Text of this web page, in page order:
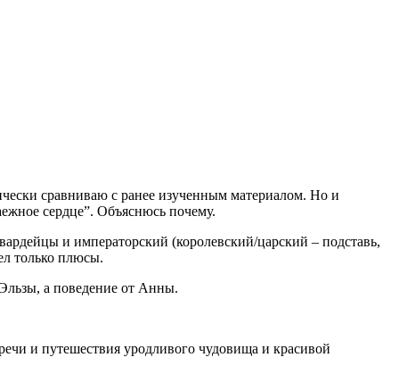
сравниваю с ранее изученным материалом. Но и
сердце”. Объяснюсь почему.
и императорский (королевский/царский – подставь,
только плюсы.
а поведение от Анны.
и путешествия уродливого чудовища и красивой